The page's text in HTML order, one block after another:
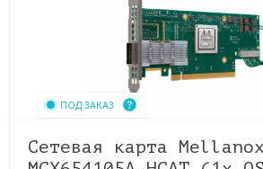
ПОД ЗАКАЗ
Сетевая карта Mellanox